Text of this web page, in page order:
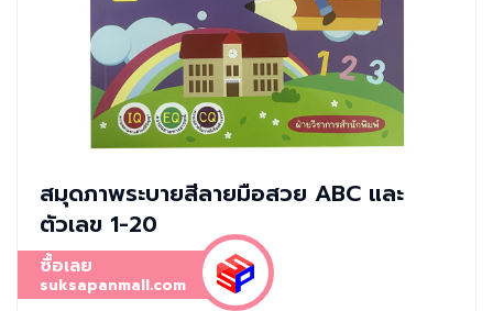
สมุดภาพระบายสีลายมือสวย ABC และ
ตัวเลข 1-20
ซื้อเลย
suksapanmall.com